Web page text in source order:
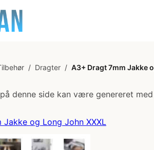
/ Dragter / A3+ Dragt 7mm Jakke
denne side kan være genereret